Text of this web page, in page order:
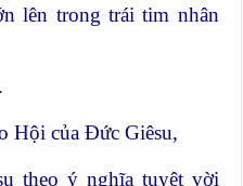
lên trong trái tim nhân
Hội của Đức Giêsu,
theo ý nghĩa tuyệt vời